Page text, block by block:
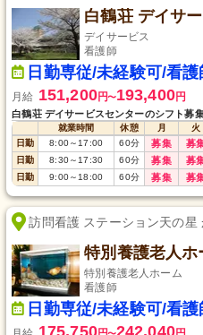
白鶴荘 デイサ
デイサービス
看護師
日勤専従/未経験可/看護
月給 151,200円〜193,400円
白鶴荘 デイサービスセンターのシフト募
就業時間 休憩 月 火
日勤
8:00～17:00 60分 募集 募
日勤 8:30～17:30 60分 募集 募
日勤 9:00～18:00 60分 募集 募
訪問看護 ステーション天の星
特別養護老人ホ
特別養護老人ホーム
看護師
日勤専従/未経験可/看護